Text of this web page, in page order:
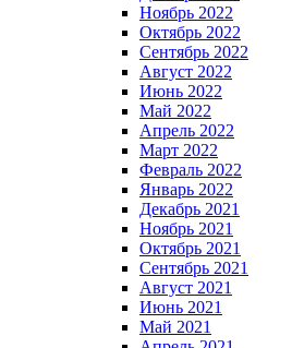
Ноябрь 2022
Октябрь 2022
Сентябрь 2022
Август 2022
Июнь 2022
Май 2022
Апрель 2022
Март 2022
Февраль 2022
Январь 2022
Декабрь 2021
Ноябрь 2021
Октябрь 2021
Сентябрь 2021
Август 2021
Июнь 2021
Май 2021